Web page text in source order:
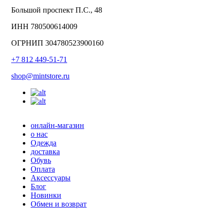
Большой проспект П.С., 48
ИНН 780500614009
ОГРНИП 304780523900160
+7 812 449-51-71
shop@mintstore.ru
онлайн-магазин
о нас
Одежда
доставка
Обувь
Оплата
Аксессуары
Блог
Новинки
Обмен и возврат